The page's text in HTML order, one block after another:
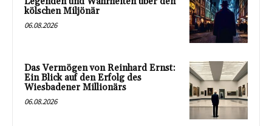
kölschen Miljönär
06.08.2026
Das Vermögen von Reinhard Ernst:
Ein Blick auf den Erfolg des
Wiesbadener Millionärs
06.08.2026